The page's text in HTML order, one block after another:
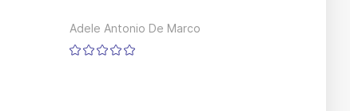
Adele Antonio De Marco